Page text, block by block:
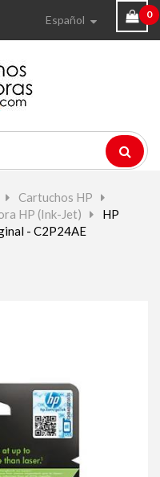
0
Español
>
Cartuchos HP
HP (Ink-Jet) >
HP
- C2P24AE